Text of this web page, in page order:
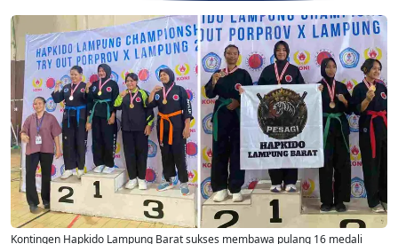
Kontingen Hapkido Lampung Barat sukses membawa pulang 16 medali